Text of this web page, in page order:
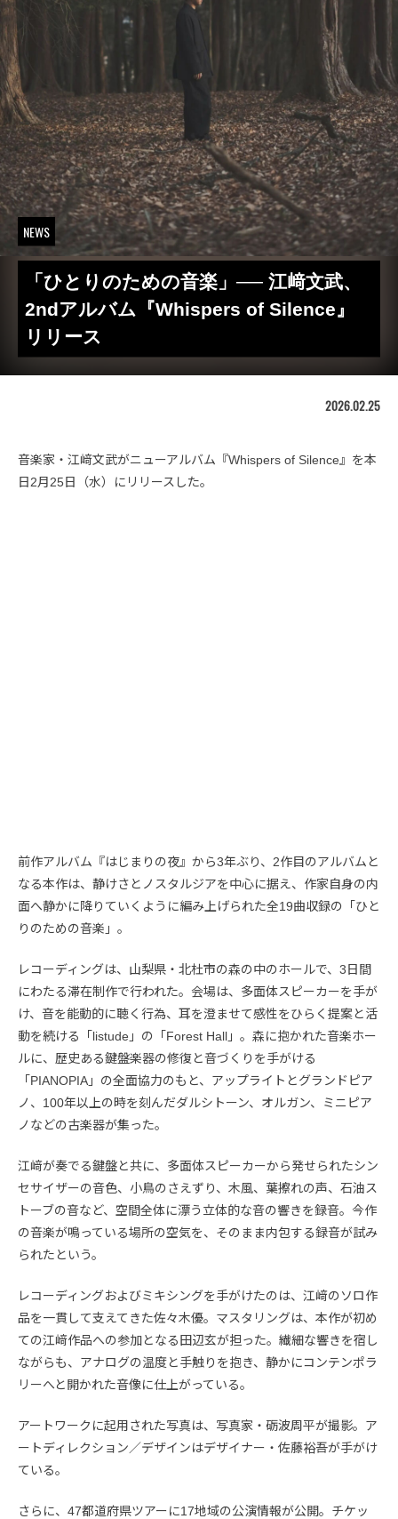
NEWS
「ひとりのための音楽」── 江﨑文武、
2ndアルバム『Whispers of Silence』
リリース
2026.02.25
音楽家・江﨑文武がニューアルバム『Whispers of Silence』を本
日2月25日（水）にリリースした。
前作アルバム『はじまりの夜』から3年ぶり、2作目のアルバムと
なる本作は、静けさとノスタルジアを中心に据え、作家自身の内
面へ静かに降りていくように編み上げられた全19曲収録の「ひと
りのための音楽」。
レコーディングは、山梨県・北杜市の森の中のホールで、3日間
にわたる滞在制作で行われた。会場は、多面体スピーカーを手が
け、音を能動的に聴く行為、耳を澄ませて感性をひらく提案と活
動を続ける「listude」の「Forest Hall」。森に抱かれた音楽ホー
ルに、歴史ある鍵盤楽器の修復と音づくりを手がける
「PIANOPIA」の全面協力のもと、アップライトとグランドピア
ノ、100年以上の時を刻んだダルシトーン、オルガン、ミニピア
ノなどの古楽器が集った。
江﨑が奏でる鍵盤と共に、多面体スピーカーから発せられたシン
セサイザーの音色、小鳥のさえずり、木風、葉擦れの声、石油ス
トーブの音など、空間全体に漂う立体的な音の響きを録音。今作
の音楽が鳴っている場所の空気を、そのまま内包する録音が試み
られたという。
レコーディングおよびミキシングを手がけたのは、江﨑のソロ作
品を一貫して支えてきた佐々木優。マスタリングは、本作が初め
ての江﨑作品への参加となる田辺玄が担った。繊細な響きを宿し
ながらも、アナログの温度と手触りを抱き、静かにコンテンポラ
リーへと開かれた音像に仕上がっている。
アートワークに起用された写真は、写真家・砺波周平が撮影。ア
ートディレクション／デザインはデザイナー・佐藤裕吾が手がけ
ている。
さらに、47都道府県ツアーに17地域の公演情報が公開。チケッ